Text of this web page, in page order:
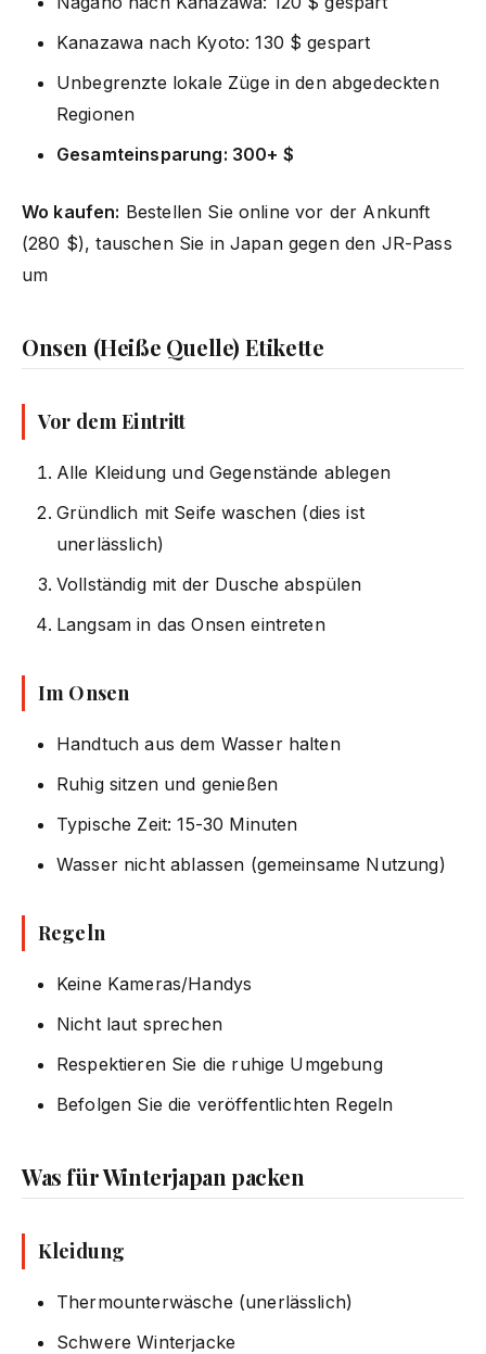
Kanazawa nach Kyoto: 130 $ gespart
Unbegrenzte lokale Züge in den abgedeckten
Regionen
Gesamteinsparung: 300+ $
Wo kaufen: Bestellen Sie online vor der Ankunft
(280 $), tauschen Sie in Japan gegen den JR-Pass
um
Onsen (Heiße Quelle) Etikette
Vor dem Eintritt
Alle Kleidung und Gegenstände ablegen
Gründlich mit Seife waschen (dies ist
unerlässlich)
Vollständig mit der Dusche abspülen
Langsam in das Onsen eintreten
Im Onsen
Handtuch aus dem Wasser halten
Ruhig sitzen und genießen
Typische Zeit: 15-30 Minuten
Wasser nicht ablassen (gemeinsame Nutzung)
Regeln
Keine Kameras/Handys
Nicht laut sprechen
Respektieren Sie die ruhige Umgebung
Befolgen Sie die veröffentlichten Regeln
Was für Winterjapan packen
Kleidung
Thermounterwäsche (unerlässlich)
Schwere Winterjacke